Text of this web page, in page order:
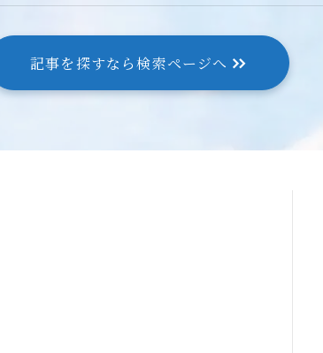
記事を探すなら検索ページへ